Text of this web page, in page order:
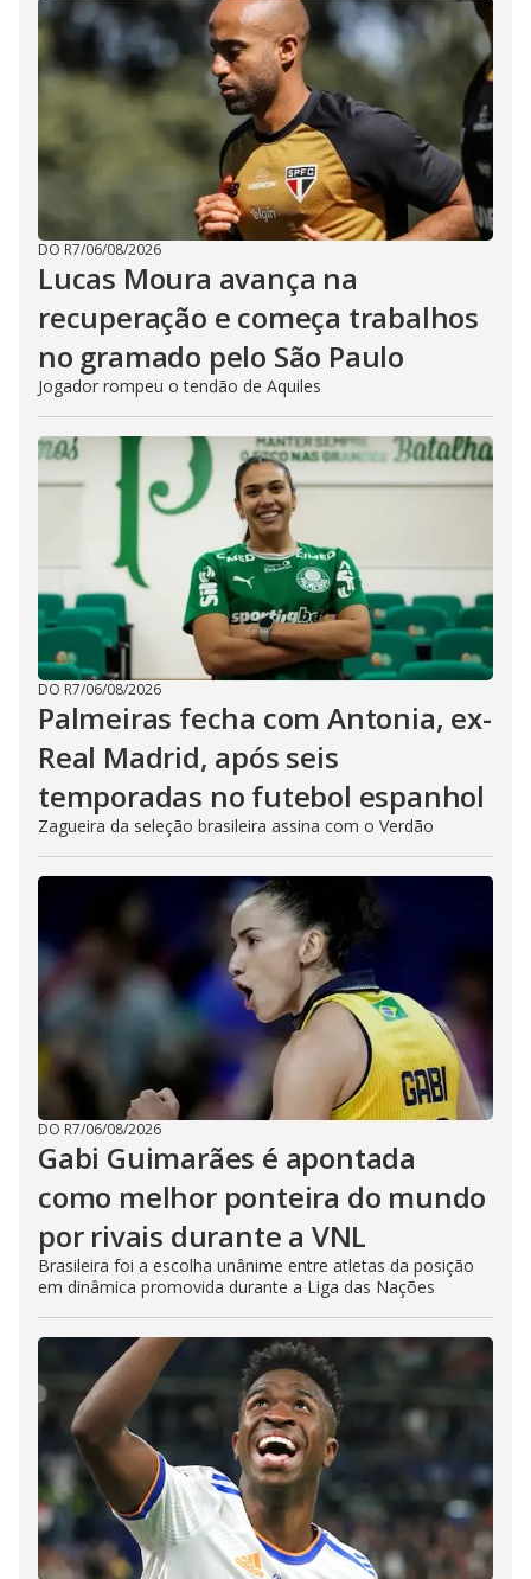
DO R7/06/08/2026
Lucas Moura avança na
recuperação e começa trabalhos
no gramado pelo São Paulo
Jogador rompeu o tendão de Aquiles
DO R7/06/08/2026
Palmeiras fecha com Antonia, ex-
Real Madrid, após seis
temporadas no futebol espanhol
Zagueira da seleção brasileira assina com o Verdão
DO R7/06/08/2026
Gabi Guimarães é apontada
como melhor ponteira do mundo
por rivais durante a VNL
Brasileira foi a escolha unânime entre atletas da posição
em dinâmica promovida durante a Liga das Nações